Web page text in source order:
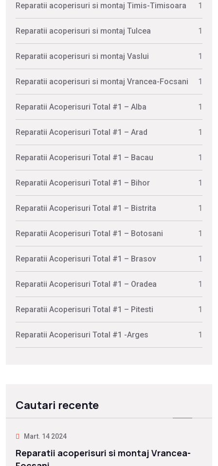
Reparatii acoperisuri si montaj Timis-Timisoara 1
Reparatii acoperisuri si montaj Tulcea 1
Reparatii acoperisuri si montaj Vaslui 1
Reparatii acoperisuri si montaj Vrancea-Focsani 1
Reparatii Acoperisuri Total #1 – Alba 1
Reparatii Acoperisuri Total #1 – Arad 1
Reparatii Acoperisuri Total #1 – Bacau 1
Reparatii Acoperisuri Total #1 – Bihor 1
Reparatii Acoperisuri Total #1 – Bistrita 1
Reparatii Acoperisuri Total #1 – Botosani 1
Reparatii Acoperisuri Total #1 – Brasov 1
Reparatii Acoperisuri Total #1 – Oradea 1
Reparatii Acoperisuri Total #1 – Pitesti 1
Reparatii Acoperisuri Total #1 -Arges 1
Cautari recente
Mart. 14 2024
Reparatii acoperisuri si montaj Vrancea-